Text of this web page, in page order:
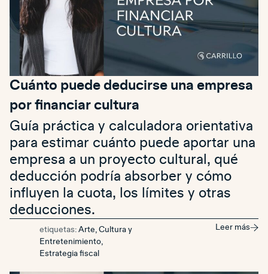
Cuánto puede deducirse una empresa
por financiar cultura
Guía práctica y calculadora orientativa
para estimar cuánto puede aportar una
empresa a un proyecto cultural, qué
deducción podría absorber y cómo
influyen la cuota, los límites y otras
deducciones.
etiquetas: Arte, Cultura y
Entretenimiento,
Estrategia fiscal
Leer más